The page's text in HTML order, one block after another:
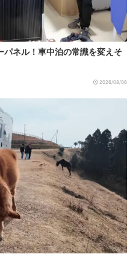
パネル！車中泊の常識を変えそ
2026/08/06